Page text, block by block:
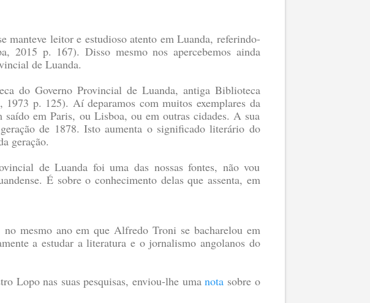
manteve leitor e estudioso atento em Luanda, referindo-
2015 p. 167). Disso mesmo nos apercebemos ainda
de Luanda.
do Governo Provincial de Luanda, antiga Biblioteca
1973 p. 125). Aí deparamos com muitos exemplares da
saído em Paris, ou Lisboa, ou em outras cidades. A sua
de 1878. Isto aumenta o significado literário do
geração.
de Luanda foi uma das nossas fontes, não vou
É sobre o conhecimento delas que assenta, em
mesmo ano em que Alfredo Troni se bacharelou em
a estudar a literatura e o jornalismo angolanos do
Lopo nas suas pesquisas, enviou-lhe umanota sobre o